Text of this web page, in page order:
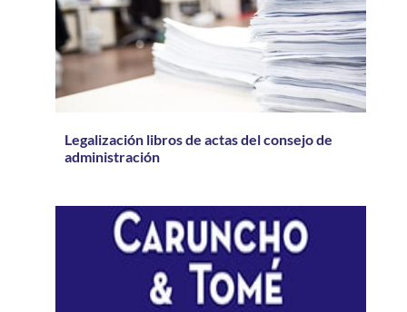
Legalización libros de actas del consejo de
administración